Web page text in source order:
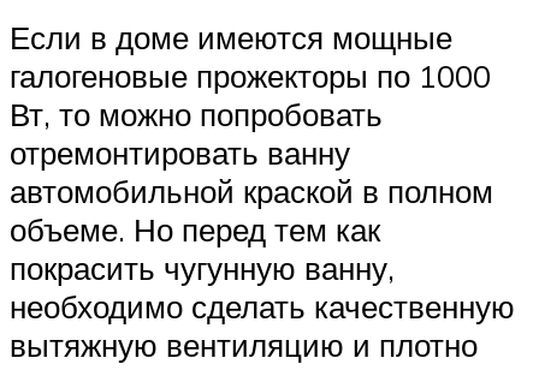
Если в доме имеются мощные
галогеновые прожекторы по 1000
Вт, то можно попробовать
отремонтировать ванну
автомобильной краской в полном
объеме. Но перед тем как
покрасить чугунную ванну,
необходимо сделать качественную
вытяжную вентиляцию и плотно